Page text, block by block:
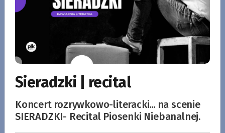
Sieradzki | recital
Koncert rozrywkowo-literacki... na scenie
SIERADZKI- Recital Piosenki Niebanalnej.